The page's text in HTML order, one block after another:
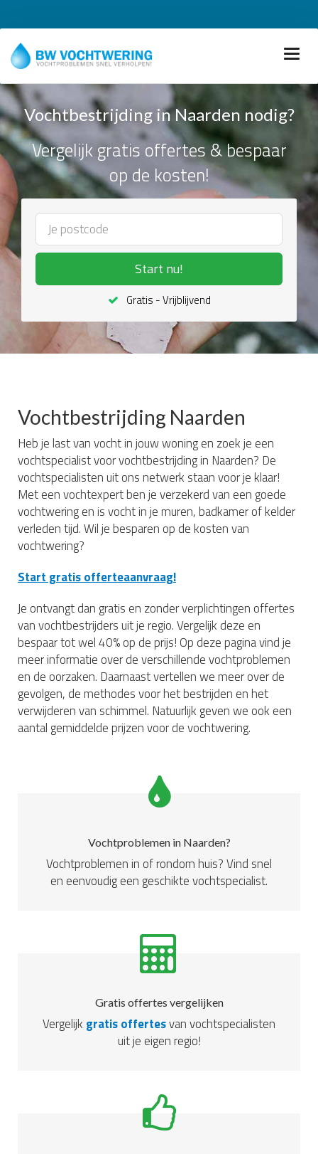
Vochtbestrijding in Naarden nodig?
Vergelijk gratis offertes & bespaar
op de kosten!
Start nu!
Gratis - Vrijblijvend
Vochtbestrijding Naarden
Heb je last van vocht in jouw woning en zoek je een
vochtspecialist voor vochtbestrijding in Naarden? De
vochtspecialisten uit ons netwerk staan voor je klaar!
Met een vochtexpert ben je verzekerd van een goede
vochtwering en is vocht in je muren, badkamer of kelder
verleden tijd. Wil je besparen op de kosten van
vochtwering?
Start gratis offerteaanvraag!
Je ontvangt dan gratis en zonder verplichtingen offertes
van vochtbestrijders uit je regio. Vergelijk deze en
bespaar tot wel 40% op de prijs! Op deze pagina vind je
meer informatie over de verschillende vochtproblemen
en de oorzaken. Daarnaast vertellen we meer over de
gevolgen, de methodes voor het bestrijden en het
verwijderen van schimmel. Natuurlijk geven we ook een
aantal gemiddelde prijzen voor de vochtwering.
Vochtproblemen in Naarden?
Vochtproblemen in of rondom huis? Vind snel
en eenvoudig een geschikte vochtspecialist.
Gratis offertes vergelijken
Vergelijk gratis offertesvan vochtspecialisten
uit je eigen regio!